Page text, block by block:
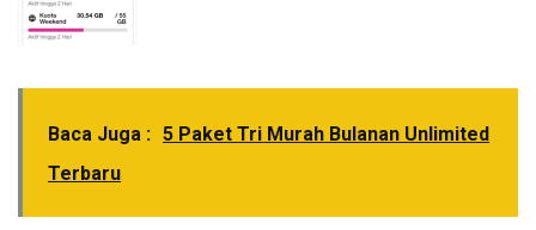
Baca Juga : 5 Paket Tri Murah Bulanan Unlimited
Terbaru